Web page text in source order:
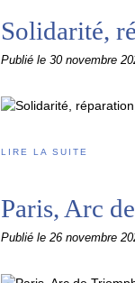
Solidarité,
Publié le 30 novembre
LIRE LA SUITE
Paris, Arc
Publié le 26 novembre